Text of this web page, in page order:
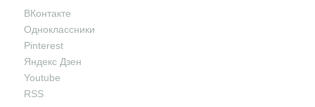
ВКонтакте
Одноклассники
Pinterest
Яндекс Дзен
Youtube
RSS